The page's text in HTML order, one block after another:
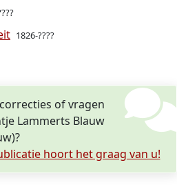
1826-????
of vragen
Lammerts Blauw
hoort het graag van u!